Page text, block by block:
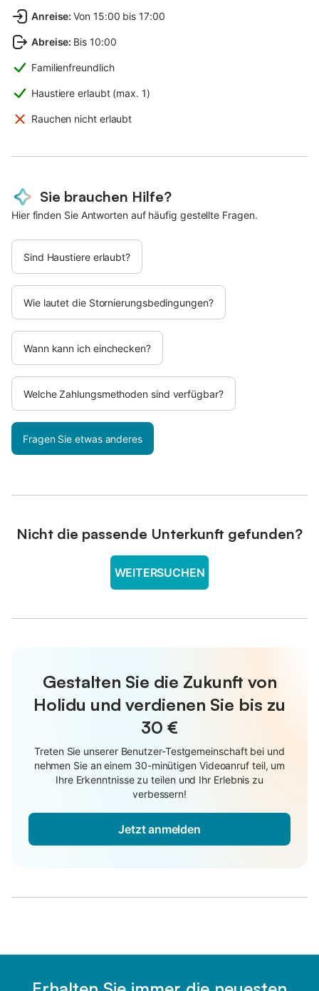
Anreise: Von 15:00 bis 17:00
Abreise: Bis 10:00
Familienfreundlich
Haustiere erlaubt (max. 1)
Rauchen nicht erlaubt
Sie brauchen Hilfe?
Hier finden Sie Antworten auf häufig gestellte Fragen.
Sind Haustiere erlaubt?
Wie lautet die Stornierungsbedingungen?
Wann kann ich einchecken?
Welche Zahlungsmethoden sind verfügbar?
Fragen Sie etwas anderes
Nicht die passende Unterkunft gefunden?
WEITERSUCHEN
Gestalten Sie die Zukunft von
Holidu und verdienen Sie bis zu
30 €
Treten Sie unserer Benutzer-Testgemeinschaft bei und
nehmen Sie an einem 30-minütigen Videoanruf teil, um
Ihre Erkenntnisse zu teilen und Ihr Erlebnis zu
verbessern!
Jetzt anmelden